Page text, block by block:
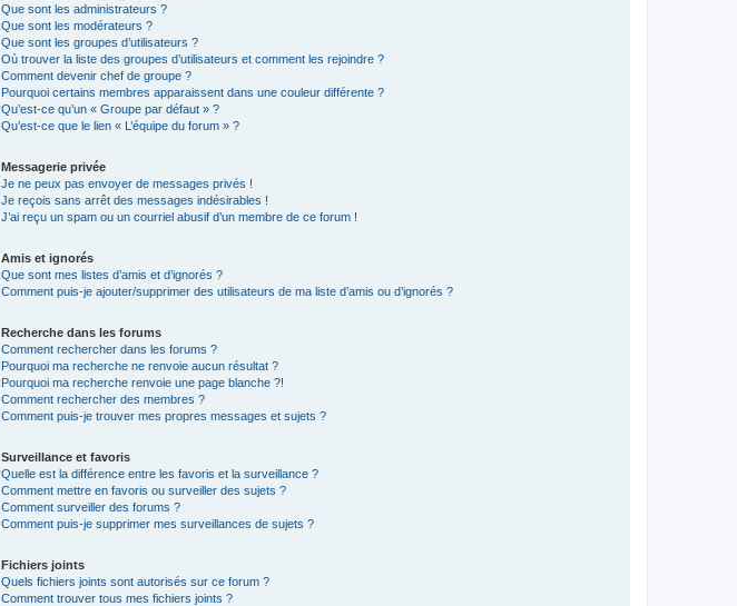
Que sont les administrateurs ?
Que sont les modérateurs ?
Que sont les groupes d’utilisateurs ?
Où trouver la liste des groupes d’utilisateurs et comment les rejoindre ?
Comment devenir chef de groupe ?
Pourquoi certains membres apparaissent dans une couleur différente ?
Qu’est-ce qu’un « Groupe par défaut » ?
Qu’est-ce que le lien « L’équipe du forum » ?
Messagerie privée
Je ne peux pas envoyer de messages privés !
Je reçois sans arrêt des messages indésirables !
J’ai reçu un spam ou un courriel abusif d’un membre de ce forum !
Amis et ignorés
Que sont mes listes d’amis et d’ignorés ?
Comment puis-je ajouter/supprimer des utilisateurs de ma liste d’amis ou d’ignorés ?
Recherche dans les forums
Comment rechercher dans les forums ?
Pourquoi ma recherche ne renvoie aucun résultat ?
Pourquoi ma recherche renvoie une page blanche ?!
Comment rechercher des membres ?
Comment puis-je trouver mes propres messages et sujets ?
Surveillance et favoris
Quelle est la différence entre les favoris et la surveillance ?
Comment mettre en favoris ou surveiller des sujets ?
Comment surveiller des forums ?
Comment puis-je supprimer mes surveillances de sujets ?
Fichiers joints
Quels fichiers joints sont autorisés sur ce forum ?
Comment trouver tous mes fichiers joints ?